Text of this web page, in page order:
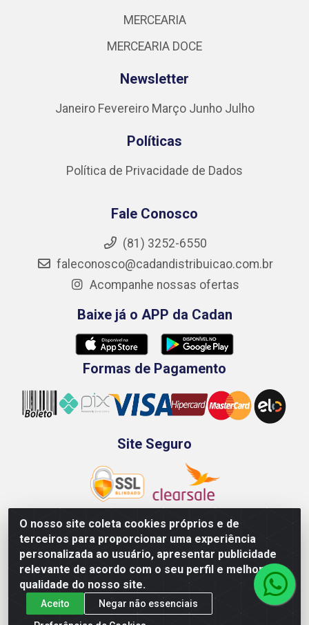
O nosso site coleta cookies próprios e de
terceiros para proporcionar uma experiência
personalizada ao usuário, apresentar publicidade
relevante de acordo com o seu perfil e melhorar a
qualidade do nosso site.
Aceito
Negar não essenciais
MERCEARIA
MERCEARIA DOCE
Newsletter
Janeiro Fevereiro Março Junho Julho
Políticas
Política de Privacidade de Dados
Fale Conosco
(81) 3252-6550
faleconosco@cadandistribuicao.com.br
Acompanhe nossas ofertas
Baixe já o APP da Cadan
Formas de Pagamento
Site Seguro
Rod. BR-101 Sul, Km 73, 4505, Galpão A, Ibura -
Recife/PE - CEP 51240-340 - CNPJ 70.089.974/0001-79